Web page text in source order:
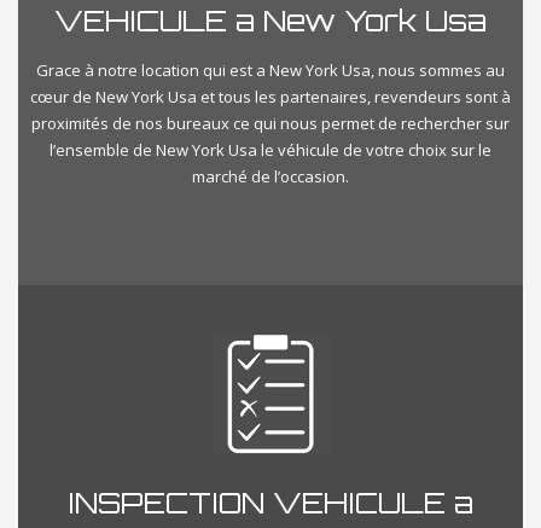
VEHICULE a New York Usa
Grace à notre location qui est a New York Usa, nous sommes au
cœur de New York Usa et tous les partenaires, revendeurs sont à
proximités de nos bureaux ce qui nous permet de rechercher sur
l’ensemble de New York Usa le véhicule de votre choix sur le
marché de l’occasion.
INSPECTION VEHICULE a